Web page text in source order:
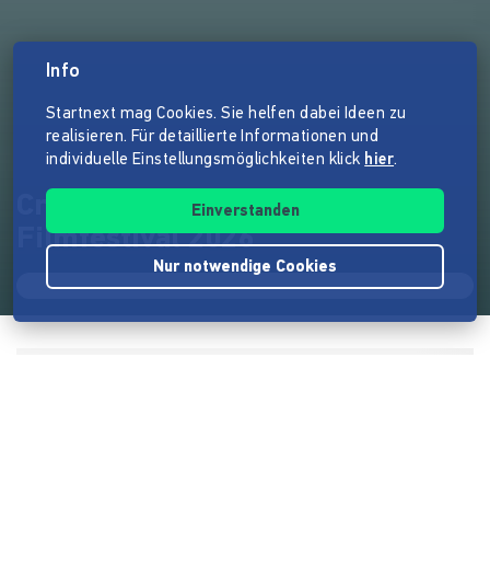
Crowdfunding SLASH
Filmfestival 2026
Info
Startnext mag Cookies. Sie helfen dabei Ideen zu
realisieren. Für detaillierte Informationen und
individuelle Einstellungsmöglichkeiten klick hier.
Einverstanden
Nur notwendige Cookies